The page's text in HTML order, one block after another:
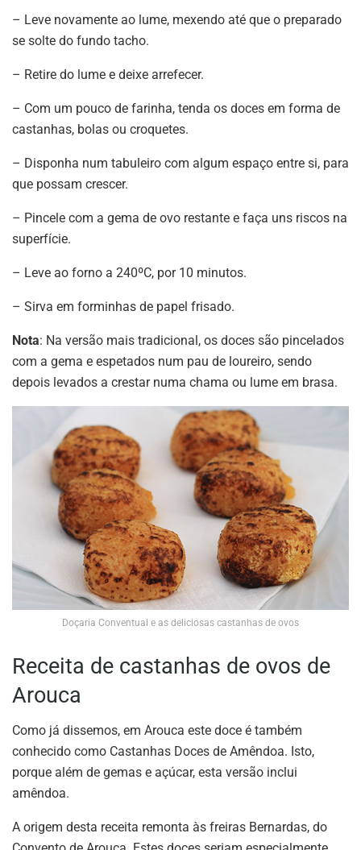
– Leve novamente ao lume, mexendo até que o preparado
se solte do fundo tacho.
– Retire do lume e deixe arrefecer.
– Com um pouco de farinha, tenda os doces em forma de
castanhas, bolas ou croquetes.
– Disponha num tabuleiro com algum espaço entre si, para
que possam crescer.
– Pincele com a gema de ovo restante e faça uns riscos na
superfície.
– Leve ao forno a 240ºC, por 10 minutos.
– Sirva em forminhas de papel frisado.
Nota: Na versão mais tradicional, os doces são pincelados
com a gema e espetados num pau de loureiro, sendo
depois levados a crestar numa chama ou lume em brasa.
Doçaria Conventual e as deliciosas castanhas de ovos
Receita de castanhas de ovos de
Arouca
Como já dissemos, em Arouca este doce é também
conhecido como Castanhas Doces de Amêndoa. Isto,
porque além de gemas e açúcar, esta versão inclui
amêndoa.
A origem desta receita remonta às freiras Bernardas, do